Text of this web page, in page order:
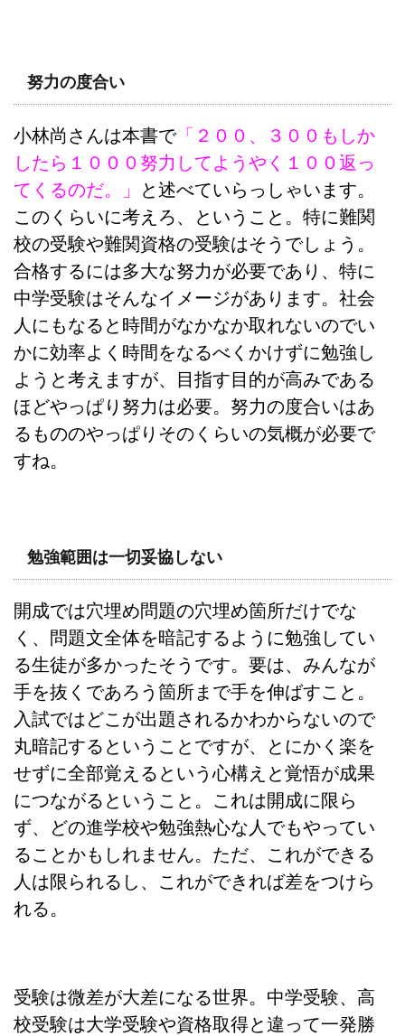
努力の度合い
小林尚さんは本書で「２００、３００もしか
したら１０００努力してようやく１００返っ
てくるのだ。」
と述べていらっしゃいます。
このくらいに考えろ、ということ。特に難関
校の受験や難関資格の受験はそうでしょう。
合格するには多大な努力が必要であり、特に
中学受験はそんなイメージがあります。社会
人にもなると時間がなかなか取れないのでい
かに効率よく時間をなるべくかけずに勉強し
ようと考えますが、目指す目的が高みである
ほどやっぱり努力は必要。努力の度合いはあ
るもののやっぱりそのくらいの気概が必要で
すね。
勉強範囲は一切妥協しない
開成では穴埋め問題の穴埋め箇所だけでな
く、問題文全体を暗記するように勉強してい
る生徒が多かったそうです。要は、みんなが
手を抜くであろう箇所まで手を伸ばすこと。
入試ではどこが出題されるかわからないので
丸暗記するということですが、とにかく楽を
せずに全部覚えるという心構えと覚悟が成果
につながるということ。これは開成に限ら
ず、どの進学校や勉強熱心な人でもやってい
ることかもしれません。ただ、これができる
人は限られるし、これができれば差をつけら
れる。
受験は微差が大差になる世界。中学受験、高
校受験は大学受験や資格取得と違って一発勝